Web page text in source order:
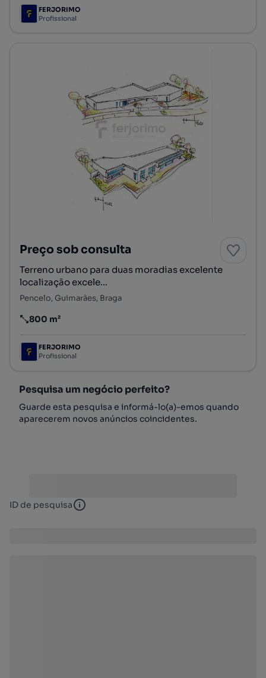
FERJORIMO
Profissional
Preço sob consulta
Terreno urbano para duas moradias excelente
localização excele...
Pencelo, Guimarães, Braga
Preço por metro quadrado
800 m²
FERJORIMO
Profissional
Pesquisa um negócio perfeito?
Guarde esta pesquisa e informá-lo(a)-emos quando
aparecerem novos anúncios coincidentes.
ID de pesquisa ID de pesquisa